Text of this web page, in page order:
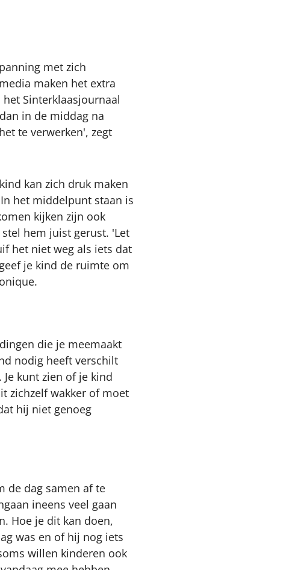
met zich
maken het extra
Sinterklaasjournaal
in de middag na
te verwerken', zegt
kan zich druk maken
het middelpunt staan is
kijken zijn ook
hem juist gerust. 'Let
het niet weg als iets dat
je kind de ruimte om
die je meemaakt
nodig heeft verschilt
kunt zien of je kind
zichzelf wakker of moet
hij niet genoeg
de dag samen af te
ineens veel gaan
Hoe je dit kan doen,
was en of hij nog iets
willen kinderen ook